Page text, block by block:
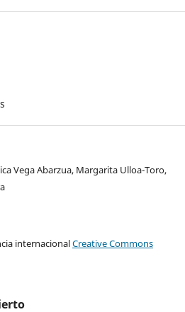
Vega Abarzua, Margarita Ulloa-Toro,
internacionalCreative Commons